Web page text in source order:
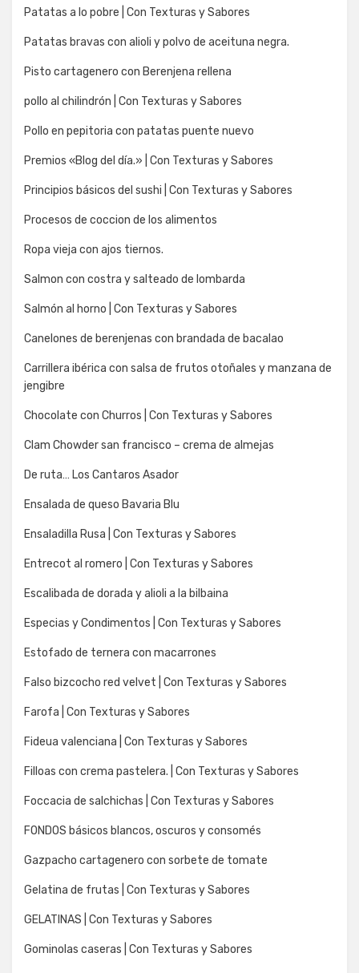
Patatas a lo pobre | Con Texturas y Sabores
Patatas bravas con alioli y polvo de aceituna negra.
Pisto cartagenero con Berenjena rellena
pollo al chilindrón | Con Texturas y Sabores
Pollo en pepitoria con patatas puente nuevo
Premios «Blog del día.» | Con Texturas y Sabores
Principios básicos del sushi | Con Texturas y Sabores
Procesos de coccion de los alimentos
Ropa vieja con ajos tiernos.
Salmon con costra y salteado de lombarda
Salmón al horno | Con Texturas y Sabores
Canelones de berenjenas con brandada de bacalao
Carrillera ibérica con salsa de frutos otoñales y manzana de
jengibre
Chocolate con Churros | Con Texturas y Sabores
Clam Chowder san francisco – crema de almejas
De ruta… Los Cantaros Asador
Ensalada de queso Bavaria Blu
Ensaladilla Rusa | Con Texturas y Sabores
Entrecot al romero | Con Texturas y Sabores
Escalibada de dorada y alioli a la bilbaina
Especias y Condimentos | Con Texturas y Sabores
Estofado de ternera con macarrones
Falso bizcocho red velvet | Con Texturas y Sabores
Farofa | Con Texturas y Sabores
Fideua valenciana | Con Texturas y Sabores
Filloas con crema pastelera. | Con Texturas y Sabores
Foccacia de salchichas | Con Texturas y Sabores
FONDOS básicos blancos, oscuros y consomés
Gazpacho cartagenero con sorbete de tomate
Gelatina de frutas | Con Texturas y Sabores
GELATINAS | Con Texturas y Sabores
Gominolas caseras | Con Texturas y Sabores